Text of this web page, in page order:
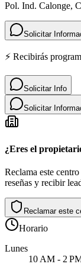
Pol. Ind. Calonge,
Solicitar
⚡ Recibirás
Solicitar Info
Solicitar
¿Eres el
Reclama este
reseñas y recibir
Reclamar este
Horario
Lunes
10 AM - 2